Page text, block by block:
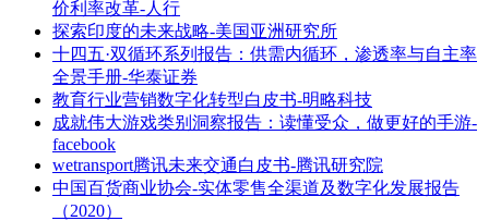
价利率改革-人行
探索印度的未来战略-美国亚洲研究所
十四五·双循环系列报告：供需内循环，渗透率与自主率
全景手册-华泰证券
教育行业营销数字化转型白皮书-明略科技
成就伟大游戏类别洞察报告：读懂受众，做更好的手游-
facebook
wetransport腾讯未来交通白皮书-腾讯研究院
中国百货商业协会-实体零售全渠道及数字化发展报告
（2020）